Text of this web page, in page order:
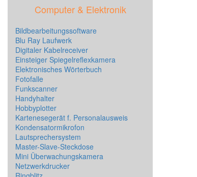
Computer & Elektronik
Bildbearbeitungssoftware
Blu Ray Laufwerk
Digitaler Kabelreceiver
Einsteiger Spiegelreflexkamera
Elektronisches Wörterbuch
Fotofalle
Funkscanner
Handyhalter
Hobbyplotter
Kartenesegerät f. Personalausweis
Kondensatormikrofon
Lautsprechersystem
Master-Slave-Steckdose
Mini Überwachungskamera
Netzwerkdrucker